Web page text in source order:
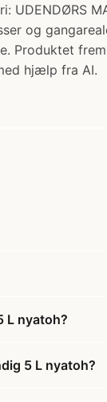
og
Produktet
hjælp fra AI.
L nyatoh?
5 L nyatoh?